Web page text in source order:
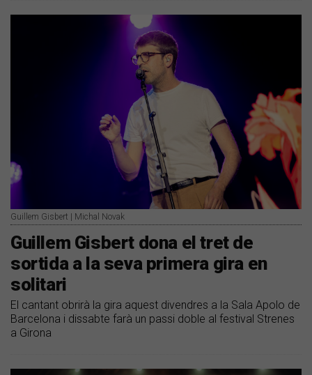
Guillem Gisbert | Michal Novak
Guillem Gisbert dona el tret de
sortida a la seva primera gira en
solitari
El cantant obrirà la gira aquest divendres a la Sala Apolo de
Barcelona i dissabte farà un passi doble al festival Strenes
a Girona